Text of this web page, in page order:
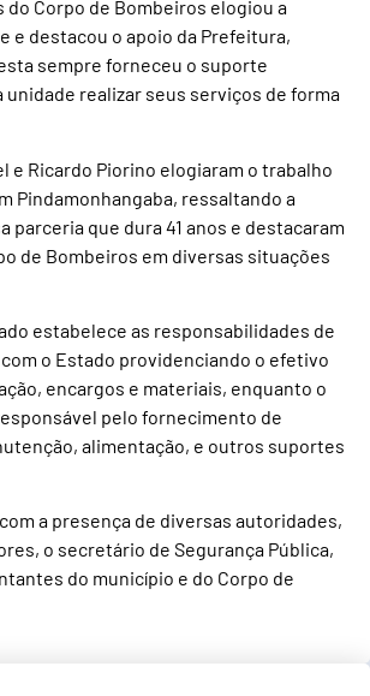
do Corpo de Bombeiros elogiou a
e destacou o apoio da Prefeitura,
sempre forneceu o suporte
unidade realizar seus serviços de forma
e Ricardo Piorino elogiaram o trabalho
Pindamonhangaba, ressaltando a
parceria que dura 41 anos e destacaram
de Bombeiros em diversas situações
estabelece as responsabilidades de
o Estado providenciando o efetivo
encargos e materiais, enquanto o
pelo fornecimento de
alimentação, e outros suportes
a presença de diversas autoridades,
o secretário de Segurança Pública,
do município e do Corpo de